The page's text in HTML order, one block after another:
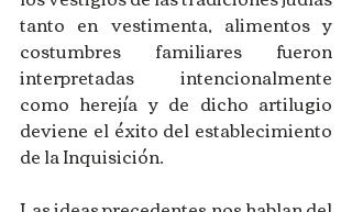
tanto en vestimenta, alimentos y
costumbres familiares fueron
interpretadas intencionalmente
como herejía y de dicho artilugio
deviene el éxito del establecimiento
de la Inquisición.